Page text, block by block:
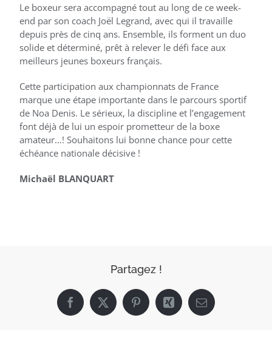
Le boxeur sera accompagné tout au long de ce week-
end par son coach Joël Legrand, avec qui il travaille
depuis près de cinq ans. Ensemble, ils forment un duo
solide et déterminé, prêt à relever le défi face aux
meilleurs jeunes boxeurs français.
Cette participation aux championnats de France
marque une étape importante dans le parcours sportif
de Noa Denis. Le sérieux, la discipline et l’engagement
font déjà de lui un espoir prometteur de la boxe
amateur…! Souhaitons lui bonne chance pour cette
échéance nationale décisive !
Michaël BLANQUART
Partagez !
Facebook
X PinterestXing Email